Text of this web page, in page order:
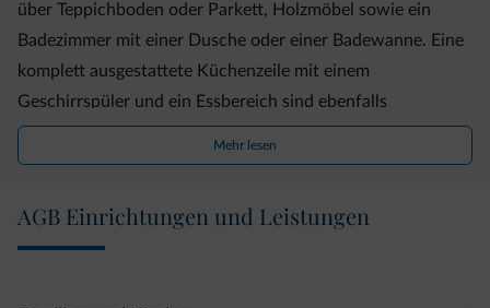
über Teppichboden oder Parkett, Holzmöbel sowie ein
Badezimmer mit einer Dusche oder einer Badewanne. Eine
komplett ausgestattete Küchenzeile mit einem
Geschirrspüler und ein Essbereich sind ebenfalls
vorhanden.
finnischen Sauna, im Dampfbad und im Ruhebereich
entspannen. Kneipp- und Fußmassagen sind ebenfalls
Mehr lesen
AGB Einrichtungen und Leistungen